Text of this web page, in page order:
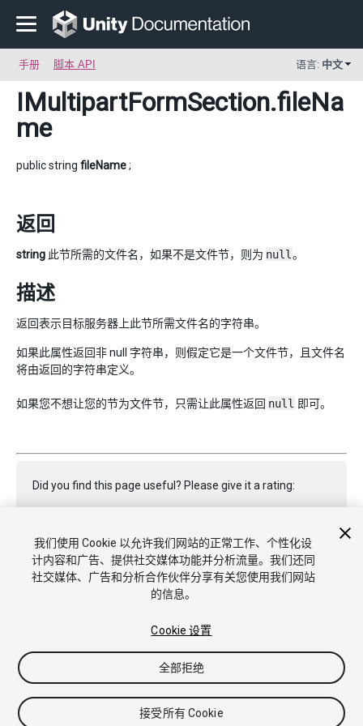
手册 脚本 API 语言: 中文
IMultipartFormSection.fileNa
me
public string fileName;
返回
string 此节所需的文件名，如果不是文件节，则为 null 。
描述
返回表示目标服务器上此节所需文件名的字符串。
如果此属性返回非 null 字符串，则假定它是一个文件节，且文件名
将由返回的字符串定义。
如果您不想让您的节为文件节，只需让此属性返回 null 即可。
Did you find this page useful? Please give it a rating:
Report a problem on this page
版权所有 © 2020 Unity Technologies. Publication 2019.3
律条款
Cookie
不要出售或分享我的个人信息
我们使用 Cookie 以允许我们网站的正常工作、个性化设
计内容和广告、提供社交媒体功能并分析流量。我们还同
社交媒体、广告和分析合作伙伴分享有关您使用我们网站
的信息。
Cookie 设置
全部拒绝
接受所有 Cookie